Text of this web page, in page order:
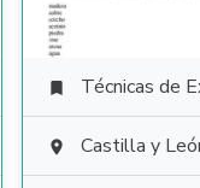
 Técnicas de
 Castilla y